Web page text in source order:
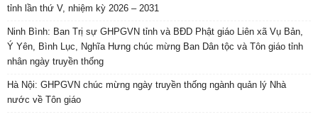
tỉnh lần thứ V, nhiệm kỳ 2026 – 2031
Ninh Bình: Ban Trị sự GHPGVN tỉnh và BĐD Phật giáo Liên xã Vụ Bản,
Ý Yên, Bình Lục, Nghĩa Hưng chúc mừng Ban Dân tộc và Tôn giáo tỉnh
nhân ngày truyền thống
Hà Nội: GHPGVN chúc mừng ngày truyền thống ngành quản lý Nhà
nước về Tôn giáo